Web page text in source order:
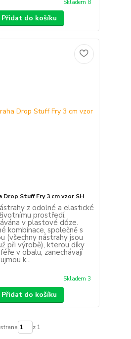
Skladem 8
Přidat do košíku
Drop Stuff Fry 3 cm vzor SH
z odolné a elastické
prostředí.
v plastové dóze.
kombinace, společně s
(všechny nástrahy jsou
při výrobě), kterou díky
v obalu, zanechávají
k...
Skladem 3
Přidat do košíku
strana z 1